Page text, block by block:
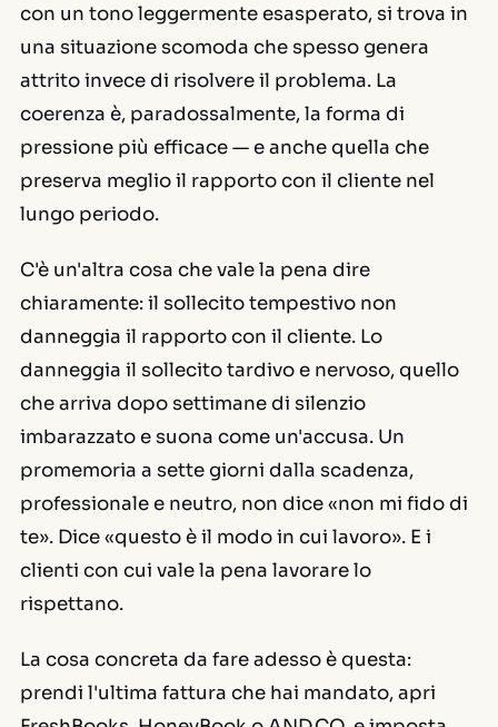
con un tono leggermente esasperato, si trova in
una situazione scomoda che spesso genera
attrito invece di risolvere il problema. La
coerenza è, paradossalmente, la forma di
pressione più efficace — e anche quella che
preserva meglio il rapporto con il cliente nel
lungo periodo.
C'è un'altra cosa che vale la pena dire
chiaramente: il sollecito tempestivo non
danneggia il rapporto con il cliente. Lo
danneggia il sollecito tardivo e nervoso, quello
che arriva dopo settimane di silenzio
imbarazzato e suona come un'accusa. Un
promemoria a sette giorni dalla scadenza,
professionale e neutro, non dice «non mi fido di
te». Dice «questo è il modo in cui lavoro». E i
clienti con cui vale la pena lavorare lo
rispettano.
La cosa concreta da fare adesso è questa:
prendi l'ultima fattura che hai mandato, apri